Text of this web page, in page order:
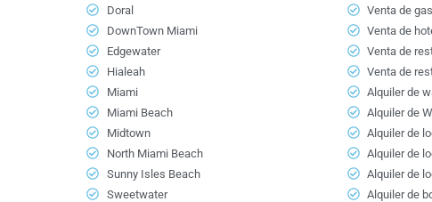
Doral
DownTown Miami
Edgewater
Hialeah
Miami
Miami Beach
Midtown
North Miami Beach
Sunny Isles Beach
Sweetwater
Venta de
Venta de
Venta de
Venta de
Alquiler de
Alquiler de
Alquiler de
Alquiler de
Alquiler de
Alquiler de